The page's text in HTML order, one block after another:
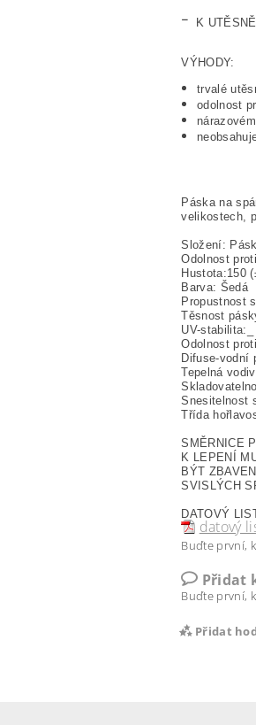
- K
VÝHODY:
trvalé
odolnost
Páska na
velikostech,
Složení:
Odolnost
Hustota:150
Barva: Šedá
Propustnost
Těsnost
UV-
Odolnost
Difuse-vodní
Tepelná
Snesitelnost
Třída
SMĚRNICE
K LEPENÍ
BÝT
SVISLÝCH
DATOVÝ
datový
Buďte první,
Přidat
Buďte první,
Přidat